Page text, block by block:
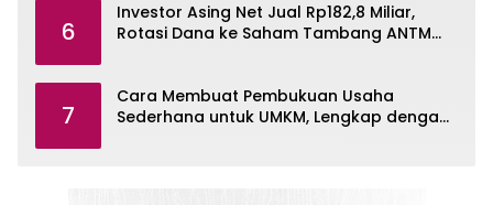
6
Investor Asing Net Jual Rp182,8 Miliar,
Rotasi Dana ke Saham Tambang ANTM
7
Cara Membuat Pembukuan Usaha
Sederhana untuk UMKM, Lengkap dengan